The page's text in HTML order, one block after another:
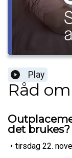
Play
Råd
det brukes?
• tirsdag 22.